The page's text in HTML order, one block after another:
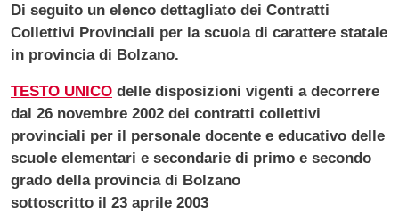
Di seguito un elenco dettagliato dei Contratti
Collettivi Provinciali per la scuola di carattere statale
in provincia di Bolzano.
TESTO UNICO delle disposizioni vigenti a decorrere
dal 26 novembre 2002 dei contratti collettivi
provinciali per il personale docente e educativo delle
scuole elementari e secondarie di primo e secondo
grado della provincia di Bolzano
sottoscritto il 23 aprile 2003